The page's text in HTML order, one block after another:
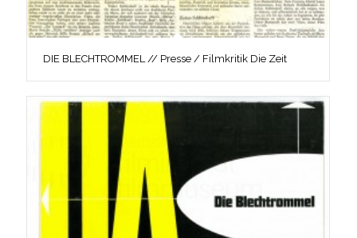
DIE BLECHTROMMEL // Presse / Filmkritik Die Zeit